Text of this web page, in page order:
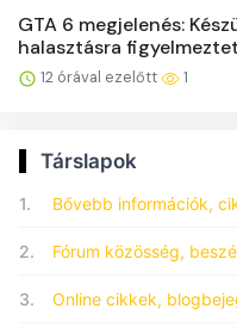
GTA 6 megjelenés:
halasztásra
12 órával ezelőtt 1
Társlapok
1. Bővebb információk,
2. Fórum közösség,
3. Online cikkek,